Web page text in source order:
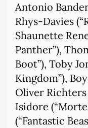
Antonio
Rhys-Davies
Shaunette
Panther”),
Boot”), Toby
Kingdom”),
Oliver Richters
Isidore
(“Fantastic